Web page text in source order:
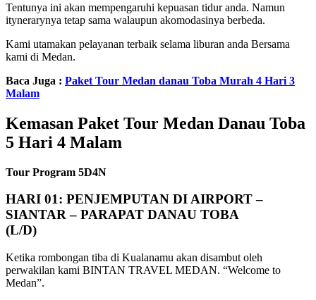
Tentunya ini akan mempengaruhi kepuasan tidur anda. Namun
itynerarynya tetap sama walaupun akomodasinya berbeda.
Kami utamakan pelayanan terbaik selama liburan anda Bersama
kami di Medan.
Baca Juga : Paket Tour Medan danau Toba Murah 4 Hari 3
Malam
Kemasan Paket Tour Medan Danau Toba
5 Hari 4 Malam
Tour Program 5D4N
HARI 01: PENJEMPUTAN DI AIRPORT –
SIANTAR – PARAPAT DANAU TOBA
(L/D)
Ketika rombongan tiba di Kualanamu akan disambut oleh
perwakilan kami BINTAN TRAVEL MEDAN. “Welcome to
Medan”.